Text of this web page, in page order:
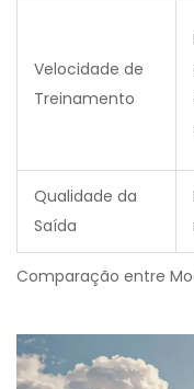
Comparação entre
Velocidade de
Treinamento
Qualidade da
Saída